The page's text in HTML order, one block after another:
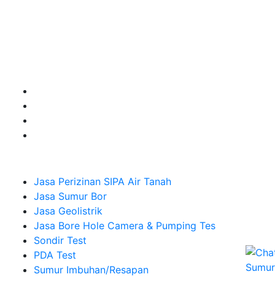
Jasa Perizinan SIPA Air Tanah
Jasa Sumur Bor
Jasa Geolistrik
Jasa Bore Hole Camera & Pumping Tes
Sondir Test
PDA Test
Sumur Imbuhan/Resapan